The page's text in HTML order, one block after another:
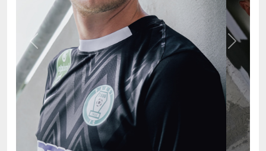
Previous Next